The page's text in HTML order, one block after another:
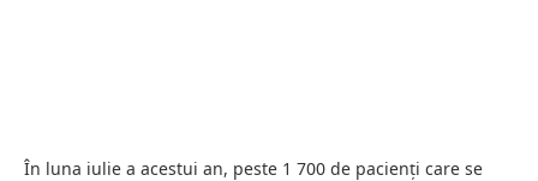
În luna iulie a acestui an, peste 1 700 de pacienți care se